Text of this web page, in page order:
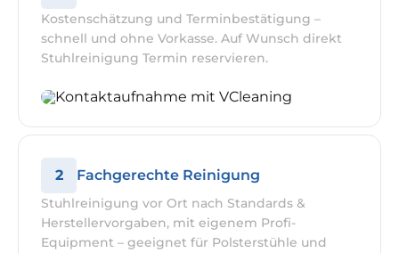
Kostenschätzung und Terminbestätigung –
schnell und ohne Vorkasse. Auf Wunsch direkt
Stuhlreinigung Termin reservieren.
2 Fachgerechte Reinigung
Stuhlreinigung vor Ort nach Standards &
Herstellervorgaben, mit eigenem Profi-
Equipment – geeignet für Polsterstühle und